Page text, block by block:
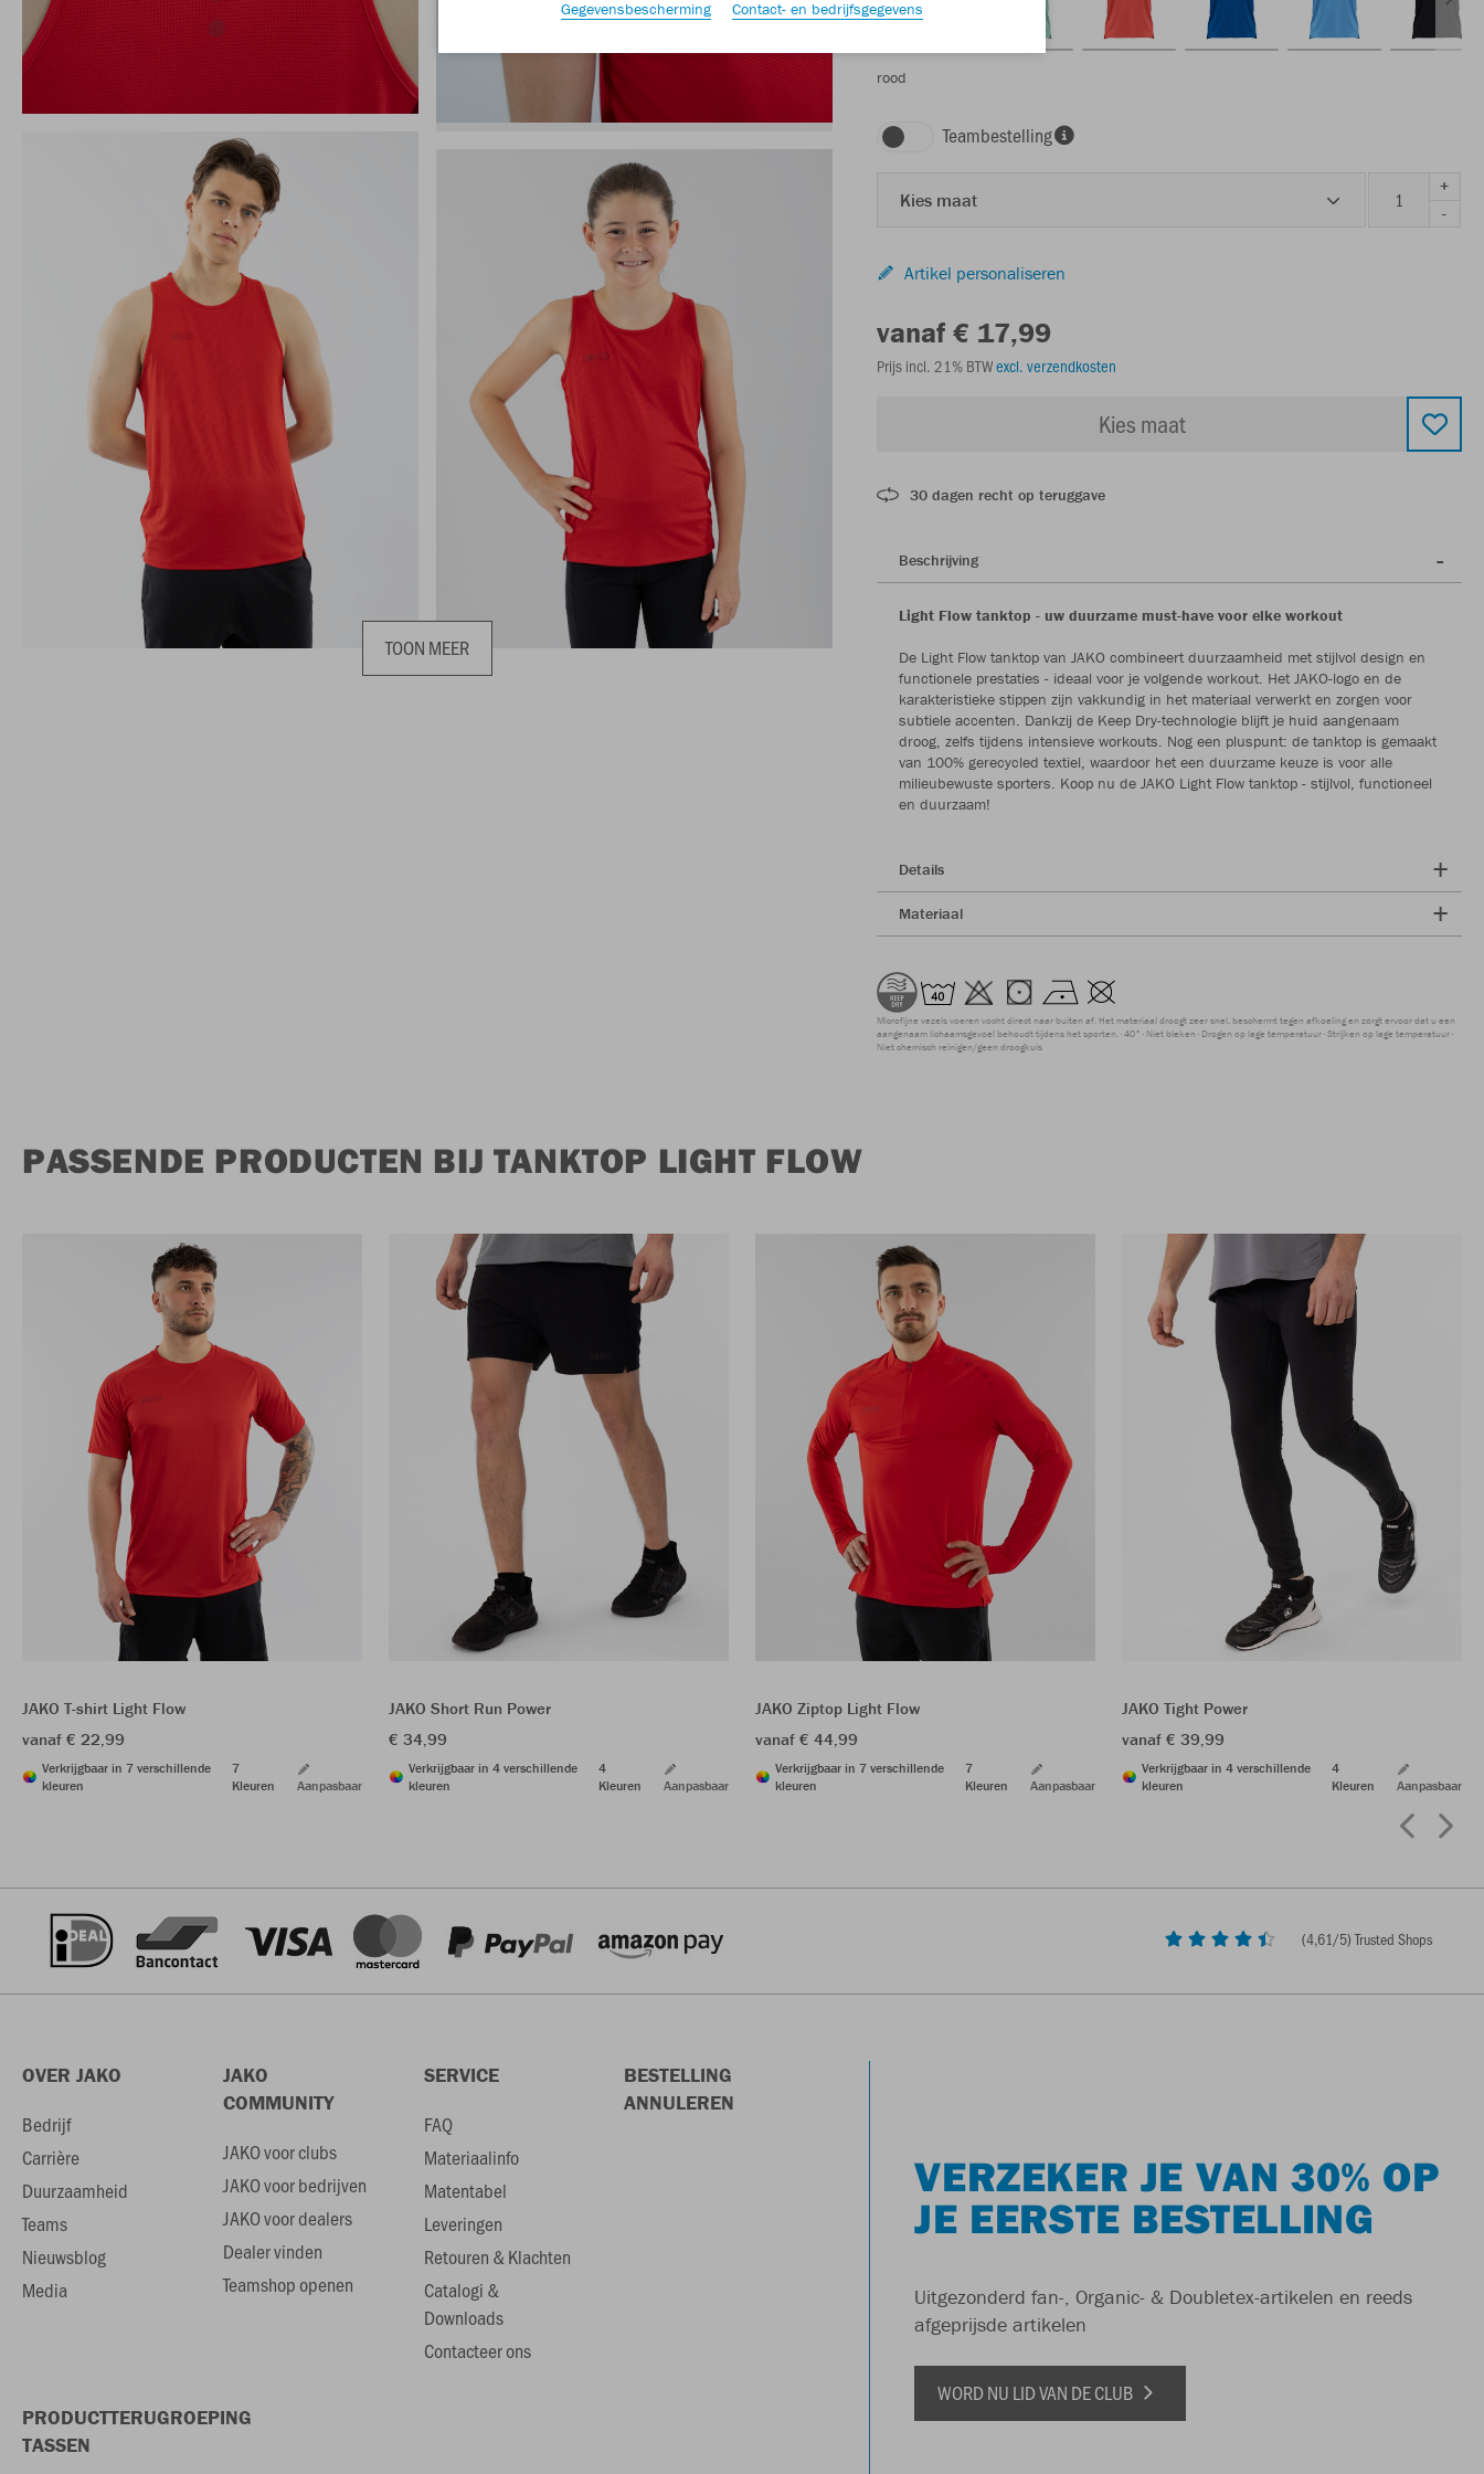
TOON MEER
rood
Teambestelling
Kies maat
+
-
Artikel personaliseren
vanaf € 17,99
Prijs incl. 21% BTWexcl. verzendkosten
Kies maat
30 dagen recht op teruggave
Beschrijving
Light Flow tanktop - uw duurzame must-have voor elke workout
De Light Flow tanktop van JAKO combineert duurzaamheid met stijlvol design en
functionele prestaties - ideaal voor je volgende workout. Het JAKO-logo en de
karakteristieke stippen zijn vakkundig in het materiaal verwerkt en zorgen voor
subtiele accenten. Dankzij de Keep Dry-technologie blijft je huid aangenaam
droog, zelfs tijdens intensieve workouts. Nog een pluspunt: de tanktop is gemaakt
van 100% gerecycled textiel, waardoor het een duurzame keuze is voor alle
milieubewuste sporters. Koop nu de JAKO Light Flow tanktop - stijlvol, functioneel
en duurzaam!
Details
Materiaal
Microfijne vezels voeren vocht direct naar buiten af. Het materiaal droogt zeer snel, beschermt tegen afkoeling en zorgt ervoor dat u een
aangenaam lichaamsgevoel behoudt tijdens het sporten. 40° Niet bleken Drogen op lage temperatuur Strijken op lage temperatuur
Niet chemisch reinigen/geen droogkuis
PASSENDE PRODUCTEN BIJ TANKTOP LIGHT FLOW
JAKO T-shirt Light Flow
vanaf € 22,99
Verkrijgbaar in 7 verschillende
kleuren
7
Kleuren
Aanpasbaar
JAKO Short Run Power
€ 34,99
Verkrijgbaar in 4 verschillende
kleuren
4
Kleuren
Aanpasbaar
JAKO Ziptop Light Flow
vanaf € 44,99
Verkrijgbaar in 7 verschillende
kleuren
7
Kleuren
Aanpasbaar
JAKO Tight Power
vanaf € 39,99
Verkrijgbaar in 4 verschillende
kleuren
4
Kleuren
Aanpasbaar
(4,61/5) Trusted Shops
OVER JAKO
Bedrijf
Carrière
Duurzaamheid
Teams
Nieuwsblog
Media
JAKO
COMMUNITY
JAKO voor clubs
JAKO voor bedrijven
JAKO voor dealers
Dealer vinden
Teamshop openen
SERVICE
FAQ
Materiaalinfo
Matentabel
Leveringen
Retouren & Klachten
Catalogi &
Downloads
Contacteer ons
BESTELLING
ANNULEREN
PRODUCTTERUGROEPING
TASSEN
VERZEKER JE VAN 30% OP
JE EERSTE BESTELLING
Uitgezonderd fan-, Organic- & Doubletex-artikelen en reeds
afgeprijsde artikelen
WORD NU LID VAN DE CLUB
Gegevensbescherming Contact- en bedrijfsgegevens